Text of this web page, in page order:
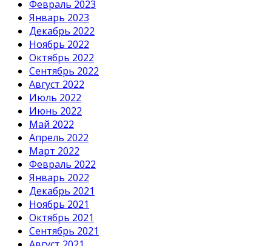
Февраль 2023
Январь 2023
Декабрь 2022
Ноябрь 2022
Октябрь 2022
Сентябрь 2022
Август 2022
Июль 2022
Июнь 2022
Май 2022
Апрель 2022
Март 2022
Февраль 2022
Январь 2022
Декабрь 2021
Ноябрь 2021
Октябрь 2021
Сентябрь 2021